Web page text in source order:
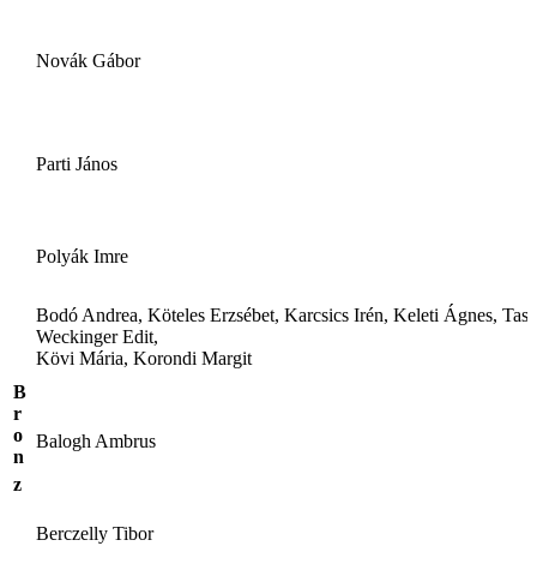
Novák Gábor
Parti János
Polyák Imre
Bodó Andrea, Köteles Erzsébet, Karcsics Irén, Keleti Ágnes,
Weckinger Edit,
Kövi Mária, Korondi Margit
B
r
o
n
z
Balogh Ambrus
Berczelly Tibor